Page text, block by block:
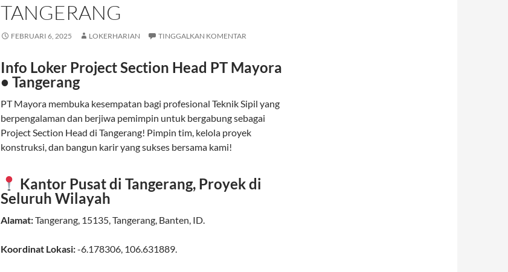
TANGERANG
FEBRUARI 6, 2025 LOKERHARIAN TINGGALKAN KOMENTAR
Info Loker Project Section Head PT Mayora
• Tangerang
PT Mayora membuka kesempatan bagi profesional Teknik Sipil yang
berpengalaman dan berjiwa pemimpin untuk bergabung sebagai
Project Section Head di Tangerang! Pimpin tim, kelola proyek
konstruksi, dan bangun karir yang sukses bersama kami!
Kantor Pusat di Tangerang, Proyek di
Seluruh Wilayah
Alamat:Tangerang 15135 Tangerang Banten ID
Koordinat Lokasi:-6.178306 106.631889